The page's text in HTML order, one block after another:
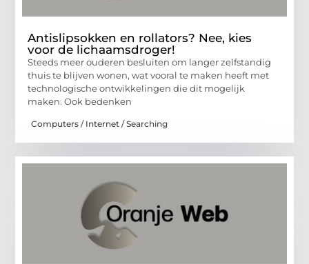
Antislipsokken en rollators? Nee, kies
voor de lichaamsdroger!
Steeds meer ouderen besluiten om langer zelfstandig
thuis te blijven wonen, wat vooral te maken heeft met
technologische ontwikkelingen die dit mogelijk
maken. Ook bedenken
Computers / Internet / Searching